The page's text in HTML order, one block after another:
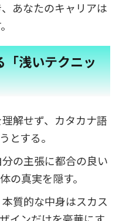
あなたのキャリアは
「浅いテクニッ
解せず、カタカナ語
とする。
分の主張に都合の良い
の真実を隠す。
本質的な中身はスカス